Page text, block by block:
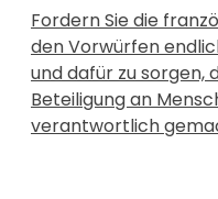
Fordern Sie die
den Vorwürfen
und dafür zu sorgen,
Beteiligung an
verantwortlich